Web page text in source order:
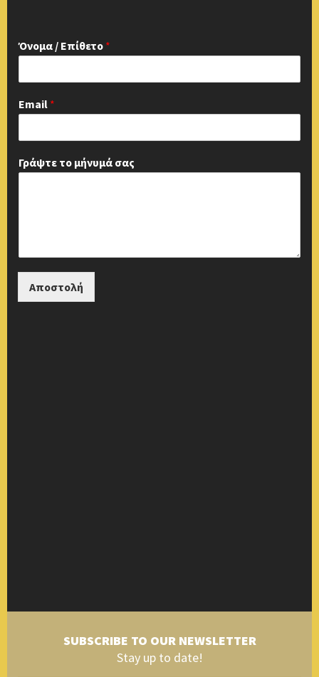
Όνομα / Επίθετο *
Email *
Γράψτε το μήνυμά σας
Αποστολή
SUBSCRIBE TO OUR NEWSLETTER
Stay up to date!